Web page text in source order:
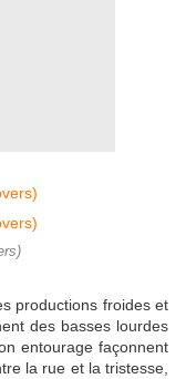
productions froides et
des basses lourdes
entourage façonnent
la rue et la tristesse,